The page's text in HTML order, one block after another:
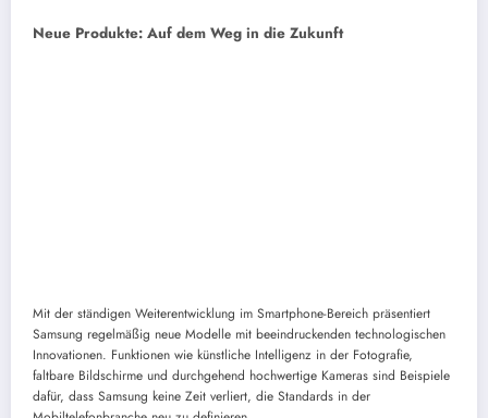
Neue Produkte: Auf dem Weg in die Zukunft
Mit der ständigen Weiterentwicklung im Smartphone-Bereich präsentiert
Samsung regelmäßig neue Modelle mit beeindruckenden technologischen
Innovationen. Funktionen wie künstliche Intelligenz in der Fotografie,
faltbare Bildschirme und durchgehend hochwertige Kameras sind Beispiele
dafür, dass Samsung keine Zeit verliert, die Standards in der